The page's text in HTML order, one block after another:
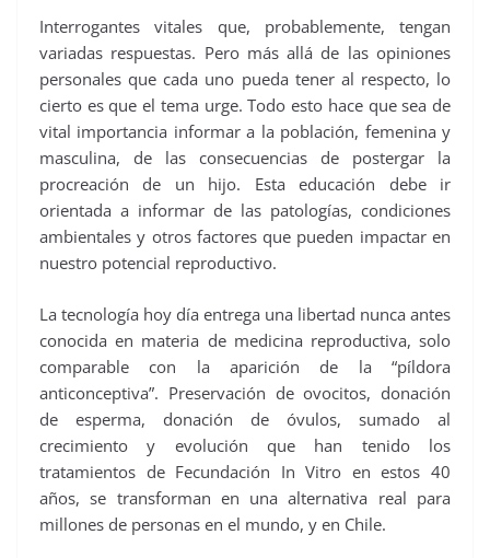
Interrogantes vitales que, probablemente, tengan
variadas respuestas. Pero más allá de las opiniones
personales que cada uno pueda tener al respecto, lo
cierto es que el tema urge. Todo esto hace que sea de
vital importancia informar a la población, femenina y
masculina, de las consecuencias de postergar la
procreación de un hijo. Esta educación debe ir
orientada a informar de las patologías, condiciones
ambientales y otros factores que pueden impactar en
nuestro potencial reproductivo.
La tecnología hoy día entrega una libertad nunca antes
conocida en materia de medicina reproductiva, solo
comparable con la aparición de la “píldora
anticonceptiva”. Preservación de ovocitos, donación
de esperma, donación de óvulos, sumado al
crecimiento y evolución que han tenido los
tratamientos de Fecundación In Vitro en estos 40
años, se transforman en una alternativa real para
millones de personas en el mundo, y en Chile.